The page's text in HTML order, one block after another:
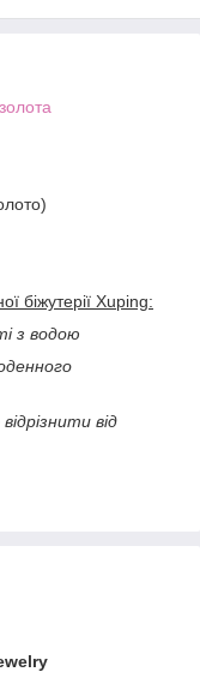
біжутерії Xuping:
з водою
від